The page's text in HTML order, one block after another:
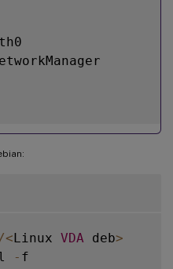
/<Linux VDA deb>
- f